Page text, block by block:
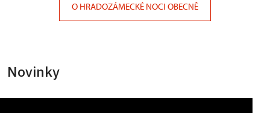
O HRADOZÁMECKÉ NOCI OBECNĚ
Novinky